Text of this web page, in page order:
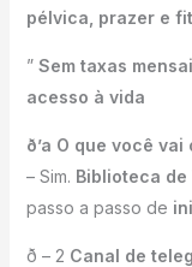
pélvica, prazer e
” Sem taxas
acesso à vida
ð’a O que você vai
– Sim. Biblioteca de
passo a passo de
ð – 2 Canal de